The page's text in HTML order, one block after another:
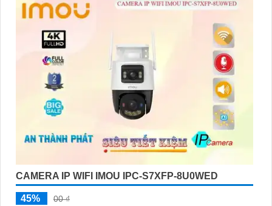
CAMERA IP WIFI IMOU IPC-S7XFP-8U0WED
45%
00 ₫